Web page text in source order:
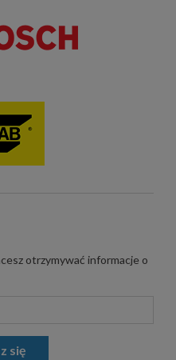
otrzymywać informacje o
się